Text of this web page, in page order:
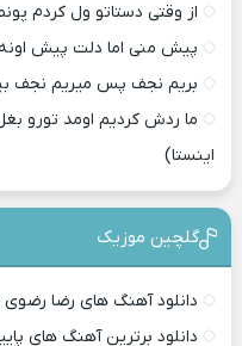
از وقتی دستاتو ول کردم
پیش منی اما دلت پیش
بریم نجف پس میریم نجف
ما ردش کردیم اومد تورو
اینستا)
گلچین موزیک
دانلود آهنگ های رضا رضوی 1404
دانلود برترین آهنگ های پاییز